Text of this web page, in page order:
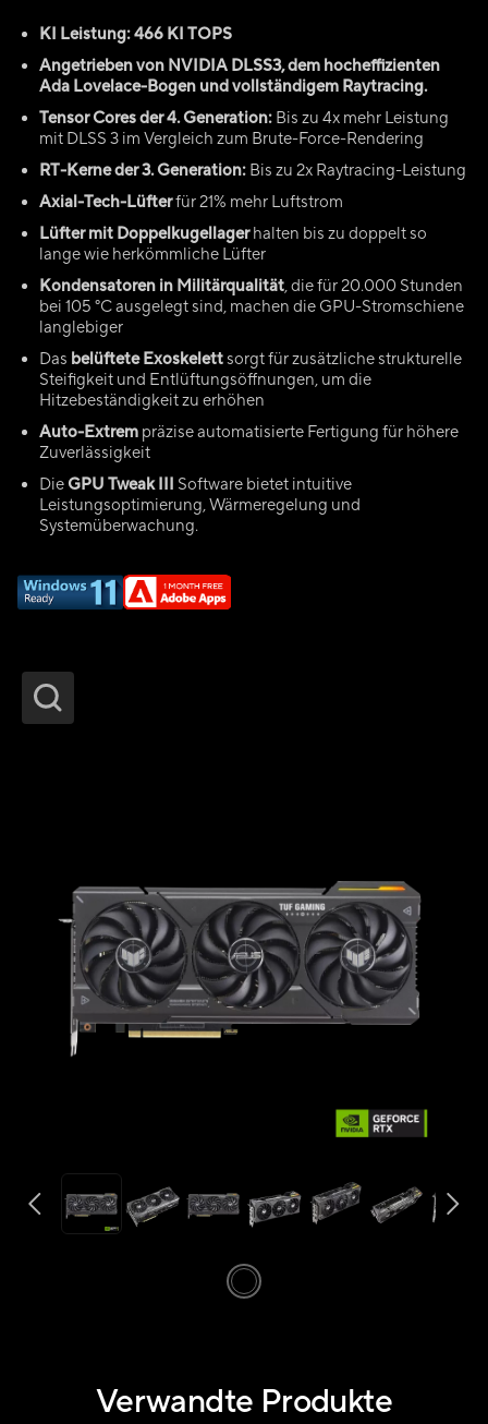
KI Leistung: 466 KI TOPS
Angetrieben von NVIDIA DLSS3, dem hocheffizienten
Ada Lovelace-Bogen und vollständigem Raytracing.
Tensor Cores der 4. Generation: Bis zu 4x mehr Leistung
mit DLSS 3 im Vergleich zum Brute-Force-Rendering
RT-Kerne der 3. Generation: Bis zu 2x Raytracing-Leistung
Axial-Tech-Lüfterfür 21% mehr Luftstrom
Lüfter mit Doppelkugellagerhalten bis zu doppelt so
lange wie herkömmliche Lüfter
Kondensatoren in Militärqualität, die für 20.000 Stunden
bei 105 °C ausgelegt sind, machen die GPU-Stromschiene
langlebiger
Das belüftete Exoskelettsorgt für zusätzliche strukturelle
Steifigkeit und Entlüftungsöffnungen, um die
Hitzebeständigkeit zu erhöhen
Auto-Extrem präzise automatisierte Fertigung für höhere
Zuverlässigkeit
Die GPU Tweak III Software bietet intuitive
Leistungsoptimierung, Wärmeregelung und
Systemüberwachung.
Verwandte Produkte